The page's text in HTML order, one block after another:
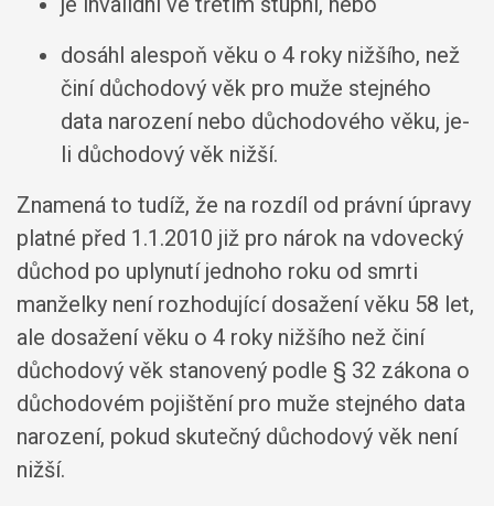
dosáhl alespoň věku o 4 roky nižšího, než
činí důchodový věk pro muže stejného
data narození nebo důchodového věku, je-
li důchodový věk nižší.
Znamená to tudíž, že na rozdíl od právní úpravy
platné před 1.1.2010 již pro nárok na vdovecký
důchod po uplynutí jednoho roku od smrti
manželky není rozhodující dosažení věku 58 let,
ale dosažení věku o 4 roky nižšího než činí
důchodový věk stanovený podle § 32 zákona o
důchodovém pojištění pro muže stejného data
narození, pokud skutečný důchodový věk není
nižší.